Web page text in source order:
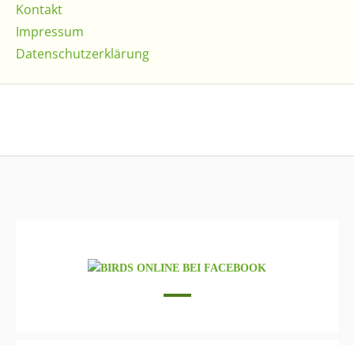
Kontakt
Impressum
Datenschutzerklärung